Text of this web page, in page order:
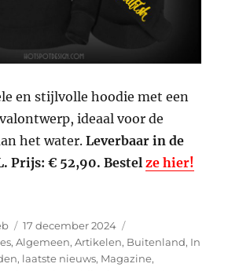
en stijlvolle hoodie met een
ideaal voor de
het water.Leverbaar in de
Prijs: € 52,90. Bestelze hier!
kleding bij Hotspot Design
Geplaatst
op
17 december 2024
,Algemeen,Artikelen, Buitenland, In
, laatste nieuws, Magazine,